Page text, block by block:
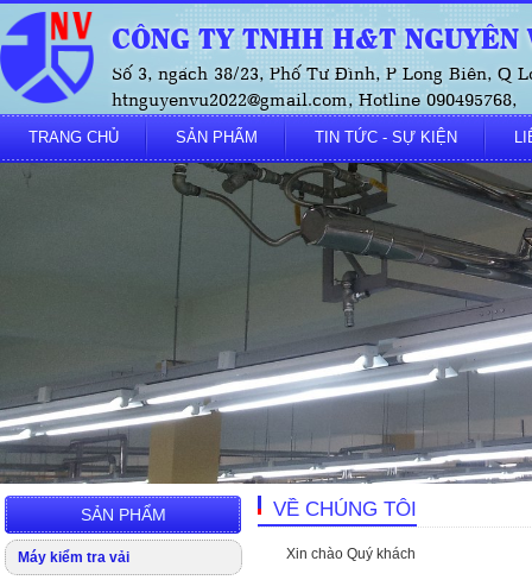
CÔNG TY TNHH H&T NGUYÊN
Số 3, ngách 38/23, Phố Tư Đình, P Long Biên, Q
htnguyenvu2022@gmail.com, Hotline 090495768,
TRANG CHỦ SẢN PHẨM TIN TỨC - SỰ KIỆN
SẢN PHẨM
Máy kiểm tra vải
VỀ CHÚNG TÔI
Xin chào Quý khách